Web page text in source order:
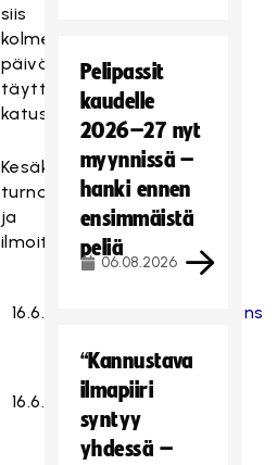
siis
kolme
päivää
täyttä
katusählyjuhlaa.
Kesäkuun
turnaukset
ja
ilmoittautumislinkit:
16.6. Pelicans
16.6. Joroinen
Pelipassit
kaudelle
2026–27 nyt
myynnissä –
hanki ennen
ensimmäistä
peliä
06.08.2026
“Kannustava
ilmapiiri
syntyy
yhdessä –